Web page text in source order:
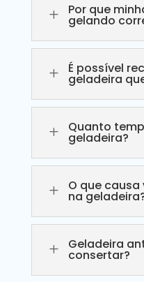
L Por que
gelando
L É possível
geladeira
L Quanto
geladeira?
L O que
na
L Geladeira
consertar?